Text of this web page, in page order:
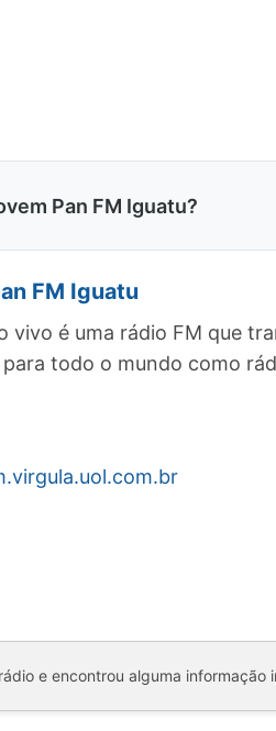
Pan FM Iguatu?
FM Iguatu
vivo é uma rádio FM que
todo o mundo como
e encontrou alguma informação